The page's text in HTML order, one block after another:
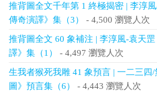
推背圖全文千年第 1 終極揭密 | 李淳
傳奇演譯》集（3）
- 4,500 瀏覽人次
推背圖全文 60 象補注 | 李淳風-袁天
譯》集（1）
- 4,497 瀏覽人次
生我者猴死我雕 41 象預言 | 一二三四
圖》預言集（6）
- 4,443 瀏覽人次